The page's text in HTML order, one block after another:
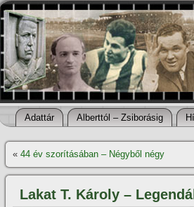
Adattár Alberttól – Zsiborásig
« 44 év szorí­tásában – Négyből négy
Lakat T. Károly –